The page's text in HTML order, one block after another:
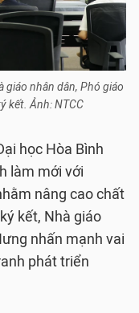
nhân dân, Phó giáo
kết. Ảnh: NTCC
học Hòa Bình
làm mới với
nâng cao chất
kết, Nhà giáo
nhấn mạnh vai
phát triển